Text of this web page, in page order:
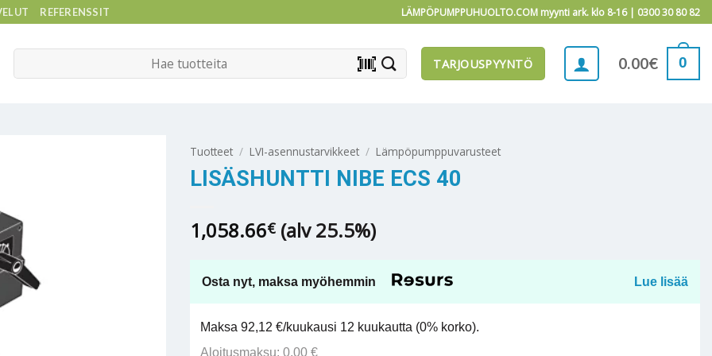
REFERENSSIT LÄMPÖPUMPPUHUOLTO.COM myynti ark. klo 8-16 | 0300 30 80 82
barcode_scanner TARJOUSPYYNTÖ 0.00€ 0
Tuotteet / LVI-asennustarvikkeet / Lämpöpumppuvarusteet
LISÄSHUNTTI NIBE ECS 40
1,058.66€ (alv 25.5%)
Osta nyt, maksa myöhemmin Lue lisää
Maksa 92,12 €/kuukausi 12 kuukautta (0% korko).
Aloitusmaksu: 0,00 €